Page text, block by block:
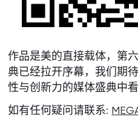
作品是美的直接载体，第
典已经拉开序幕，我们期
性与创新力的媒体盛典中
如有任何疑问请联系: